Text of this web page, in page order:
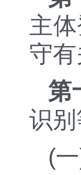
主
守
第
识
(